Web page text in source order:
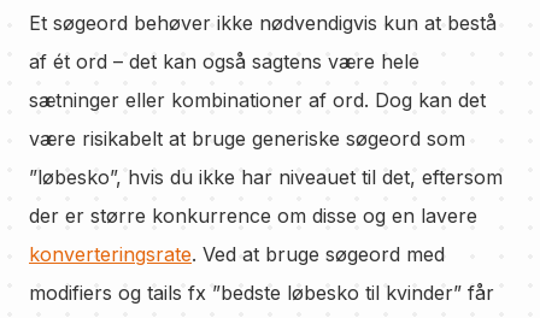
Et søgeord behøver ikke nødvendigvis kun at bestå
af ét ord – det kan også sagtens være hele
sætninger eller kombinationer af ord. Dog kan det
være risikabelt at bruge generiske søgeord som
”løbesko”, hvis du ikke har niveauet til det, eftersom
der er større konkurrence om disse og en lavere
konverteringsrate. Ved at bruge søgeord med
modifiers og tails fx ”bedste løbesko til kvinder” får